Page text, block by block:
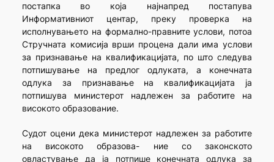
постапка во која најнапред постапува
Информативниот центар, преку проверка на
исполнувањето на формално-правните услови, потоа
Стручната комисија врши процена дали има услови
за признавање на квалификацијата, по што следува
потпишување на предлог одлуката, а конечната
одлука за признавање на квалификацијата ја
потпишува министерот надлежен за работите на
високото образование.
Судот оцени дека министерот надлежен за работите
на високото образова- ние со законското
овластување да ја потпише конечната одлука за